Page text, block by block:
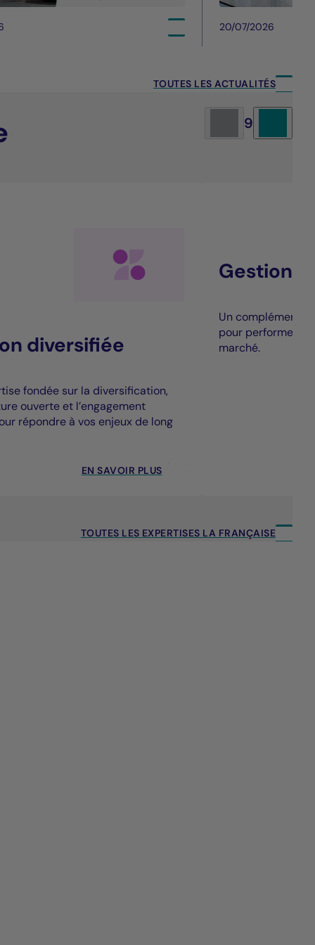
20/07/2026
TOUTES LES ACTUALITÉS
9
diversifiée
fondée sur la diversification,
ouverte et l’engagement
répondre à vos enjeux de long
EN SAVOIR PLUS
Gestion
Un complément
pour performer
marché.
TOUTES LES EXPERTISES LA FRANÇAISE